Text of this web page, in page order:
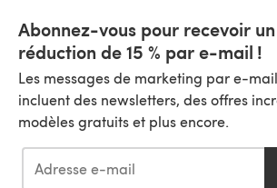
Abonnez-vous pour recevoir
réduction de 15 % par e-mail !
Les messages de marketing par e-
incluent des newsletters, des offres
modèles gratuits et plus encore.